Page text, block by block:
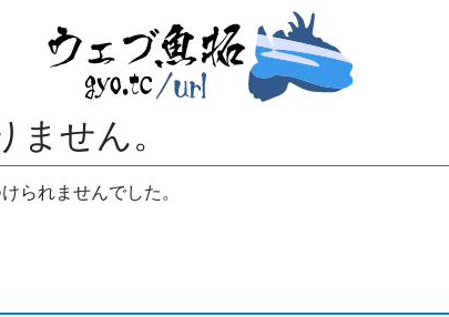
ません。
られませんでした。